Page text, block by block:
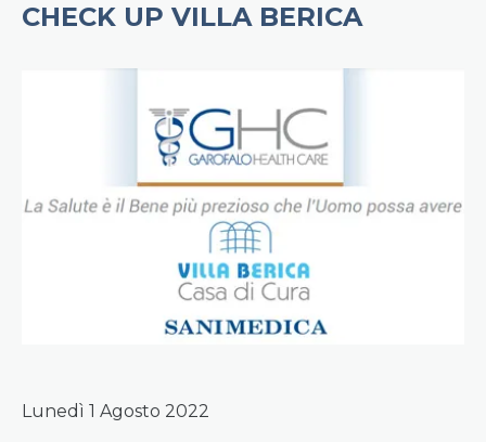
CHECK UP VILLA BERICA
Lunedì 1 Agosto 2022